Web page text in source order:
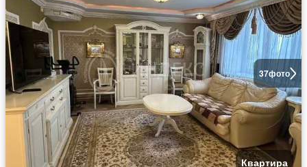
37фото
Квартира